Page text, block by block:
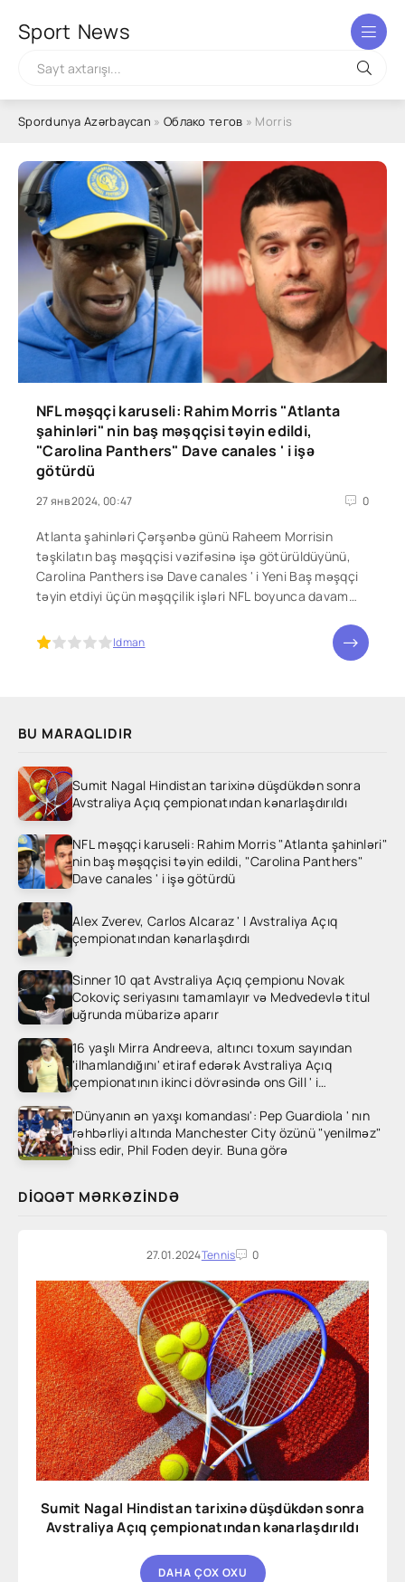
Sport News
BU MARAQLIDIR
Sumit Nagal Hindistan tarixinə düşdükdən sonra
Avstraliya Açıq çempionatından kənarlaşdırıldı
NFL məşqçi karuseli: Rahim Morris "Atlanta şahinləri"
nin baş məşqçisi təyin edildi, "Carolina Panthers"
Dave canales ' i işə götürdü
Alex Zverev, Carlos Alcaraz ' I Avstraliya Açıq
çempionatından kənarlaşdırdı
Sinner 10 qat Avstraliya Açıq çempionu Novak
Cokoviç seriyasını tamamlayır və Medvedevlə titul
uğrunda mübarizə aparır
16 yaşlı Mirra Andreeva, altıncı toxum sayından
'ilhamlandığını' etiraf edərək Avstraliya Açıq
çempionatının ikinci dövrəsində ons Gill ' i
'Dünyanın ən yaxşı komandası': Pep Guardiola ' nın
rəhbərliyi altında Manchester City özünü "yenilməz"
hiss edir, Phil Foden deyir. Buna görə
DIQQƏT MƏRKƏZINDƏ
27.01.2024Tennis 0
Sumit Nagal Hindistan tarixinə düşdükdən sonra
Avstraliya Açıq çempionatından kənarlaşdırıldı
DAHA ÇOX OXU
Spordunya Azərbaycan » Облако тегов » Morris
NFL məşqçi karuseli: Rahim Morris "Atlanta
şahinləri" nin baş məşqçisi təyin edildi,
"Carolina Panthers" Dave canales ' i işə
götürdü
27 янв 2024, 00:47 0
Atlanta şahinləri Çərşənbə günü Raheem Morrisin
təşkilatın baş məşqçisi vəzifəsinə işə götürüldüyünü,
Carolina Panthers isə Dave canales ' i Yeni Baş məşqçi
təyin etdiyi üçün məşqçilik işləri NFL boyunca davam
Idman